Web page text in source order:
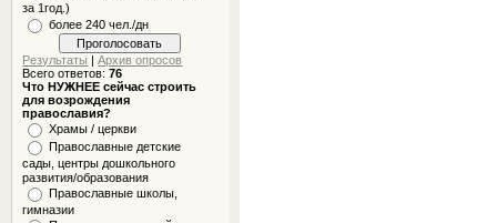
за 1год.)
более 240 чел./дн
Результаты |Архив опросов
Всего ответов:76
Что НУЖНЕЕ сейчас строить
для возрождения
православия?
Храмы / церкви
Православные детские
сады, центры дошкольного
развития/образования
Православные школы,
гимназии